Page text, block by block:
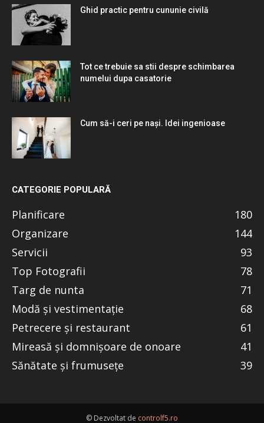
Ghid practic pentru cununie civilă
Tot ce trebuie sa stii despre schimbarea
numelui dupa casatorie
Cum să-i ceri pe nași. Idei ingenioase
CATEGORIE POPULARĂ
Planificare
180
Organizare
144
Servicii
93
Top Fotografii
78
Targ de nunta
71
Modă și vestimentație
68
Petrecere și restaurant
61
Mireasă și domnișoare de onoare
41
Sănătate și frumusețe
39
© Dezvoltat de controlf5.ro